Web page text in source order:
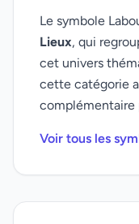
Le symbole
Lieux, qui
cet univers
cette catégorie
complémentaire
Voir tous les